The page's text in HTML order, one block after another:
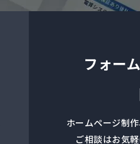
フォー
ホームページ制
ご相談はお気